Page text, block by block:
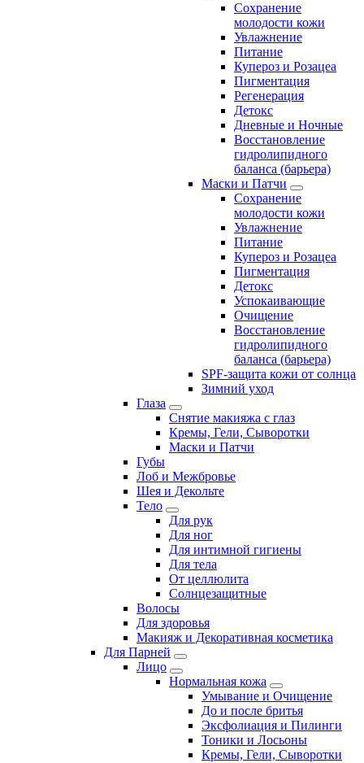
Сохранение
молодости кожи
Увлажнение
Питание
Купероз и Розацеа
Пигментация
Регенерация
Детокс
Дневные и Ночные
Восстановление
гидролипидного
баланса (барьера)
Маски и Патчи
Сохранение
молодости кожи
Увлажнение
Питание
Купероз и Розацеа
Пигментация
Детокс
Успокаивающие
Очищение
Восстановление
гидролипидного
баланса (барьера)
SPF-защита кожи от солнца
Зимний уход
Глаза
Снятие макияжа с глаз
Кремы, Гели, Сыворотки
Маски и Патчи
Губы
Лоб и Межбровье
Шея и Декольте
Тело
Для рук
Для ног
Для интимной гигиены
Для тела
От целлюлита
Солнцезащитные
Волосы
Для здоровья
Макияж и Декоративная косметика
Для Парней
Лицо
Нормальная кожа
Умывание и Очищение
До и после бритья
Эксфолиация и Пилинги
Тоники и Лосьоны
Кремы, Гели, Сыворотки